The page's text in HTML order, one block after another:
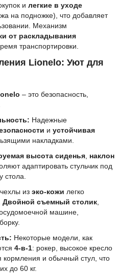
и легкие в уходе
на подножке), что добавляет
Механизм
от раскладывания
транспортировки.
Lionelo: Уют для
– это безопасность,
Надежные
и устойчивая
накладками.
высота сиденья наклон
адаптировать стульчик под
стола.
из эко-кожи легко
Двойной съемный столик
машине,
Некоторые модели, как
4-в-1: рокер, высокое кресло
кормления и обычный стул, что
до 60 кг.